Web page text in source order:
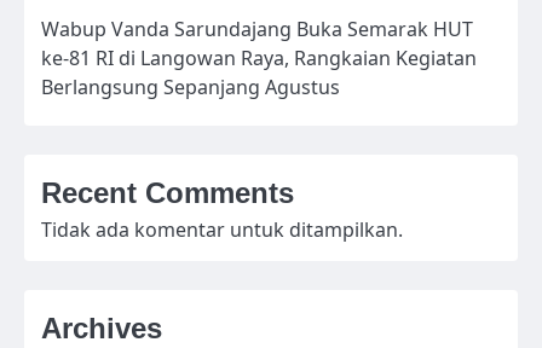
Wabup Vanda Sarundajang Buka Semarak HUT
ke-81 RI di Langowan Raya, Rangkaian Kegiatan
Berlangsung Sepanjang Agustus
Recent Comments
Tidak ada komentar untuk ditampilkan.
Archives